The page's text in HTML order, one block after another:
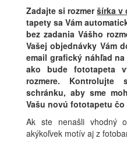
Zadajte si rozmeršírka v
tapety sa Vám
bez zadania Vášho
Vašej objednávky Vám
email grafický náhľad
ako bude fototapeta
rozmere. Kontrolujte
schránku, aby sme
Vašu novú fototapetu čo
Ak ste nenašli vhodný
akýkoľvek motív aj z